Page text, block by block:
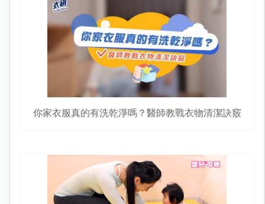
你家衣服真的有洗乾淨嗎？醫師教戰衣物清潔訣竅